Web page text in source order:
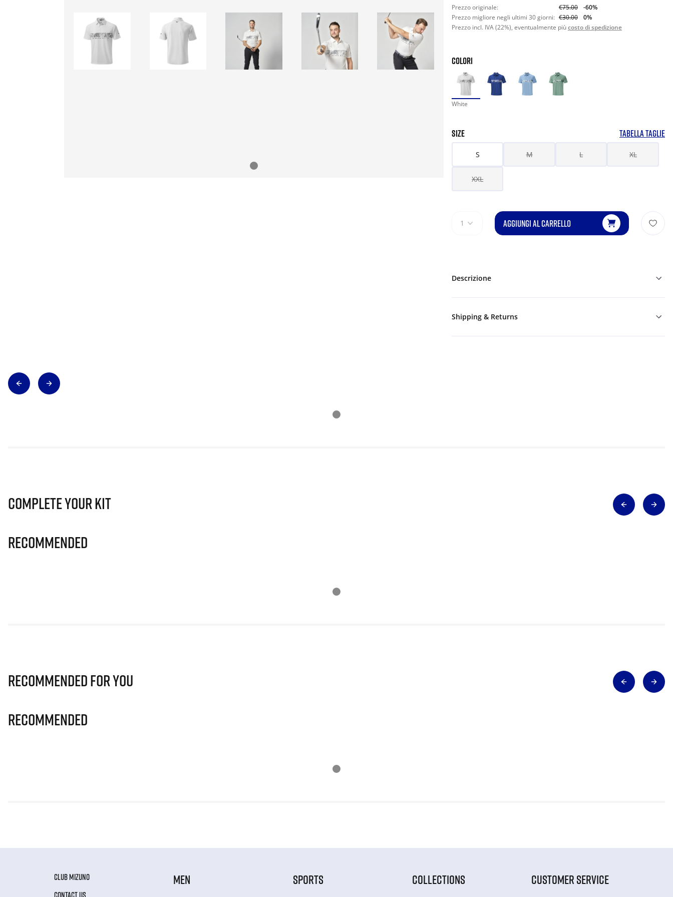
Prezzo originale: €75.00
-60%
Prezzo migliore negli ultimi 30 giorni: €30.00
0%
Prezzo incl. IVA (22%), eventualmente piùcosto di spedizione
COLORI
White
SIZE TABELLA TAGLIE
S M L XL
XXL
1 AGGIUNGI AL CARRELLO
Descrizione
Shipping & Returns
Complete Your Kit
Recommended
Recommended for you
Recommended
CLUB MIZUNO
MEN SPORTS COLLECTIONS CUSTOMER SERVICE